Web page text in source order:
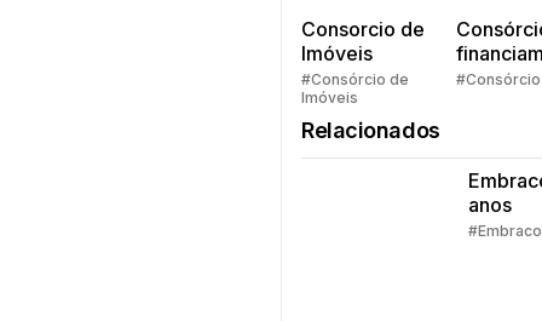
Consorcio de
Imóveis
#Consórcio de
Imóveis
Quem
#Consórcio
Relacionados
anos